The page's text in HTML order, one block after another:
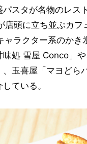
スタが名物のレス
店頭に立ち並ぶカフ
ャラクター系のかき
味処 雪屋 Conco」
、玉喜屋「マヨどら
ている。